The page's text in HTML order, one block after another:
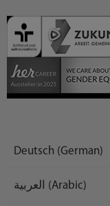
Deutsch (German)
العربية (Arabic)